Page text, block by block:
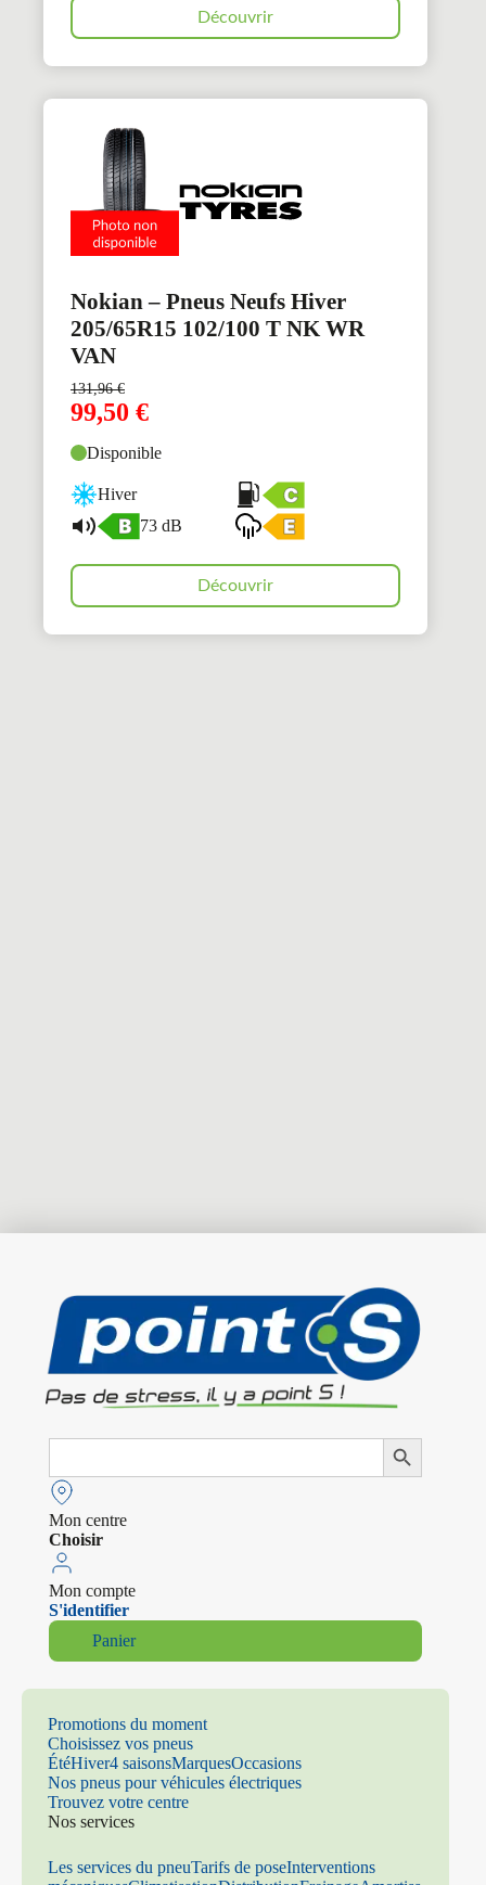
Découvrir
Nokian – Pneus Neufs Hiver
205/65R15 102/100 T NK WR
VAN
131,96€
99,50 €
Disponible
Hiver
73 dB
Découvrir
Search
Search Button
Mon centre
Choisir
Mon compte
S'identifier
Panier
Promotions du moment
Choisissez vos pneus
ÉtéHiver4 saisonsMarquesOccasions
Nos pneus pour véhicules électriques
Trouvez votre centre
Nos services
Les services du pneuTarifs de poseInterventions